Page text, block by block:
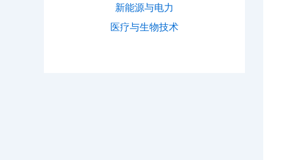
新能源与电力
医疗与生物技术